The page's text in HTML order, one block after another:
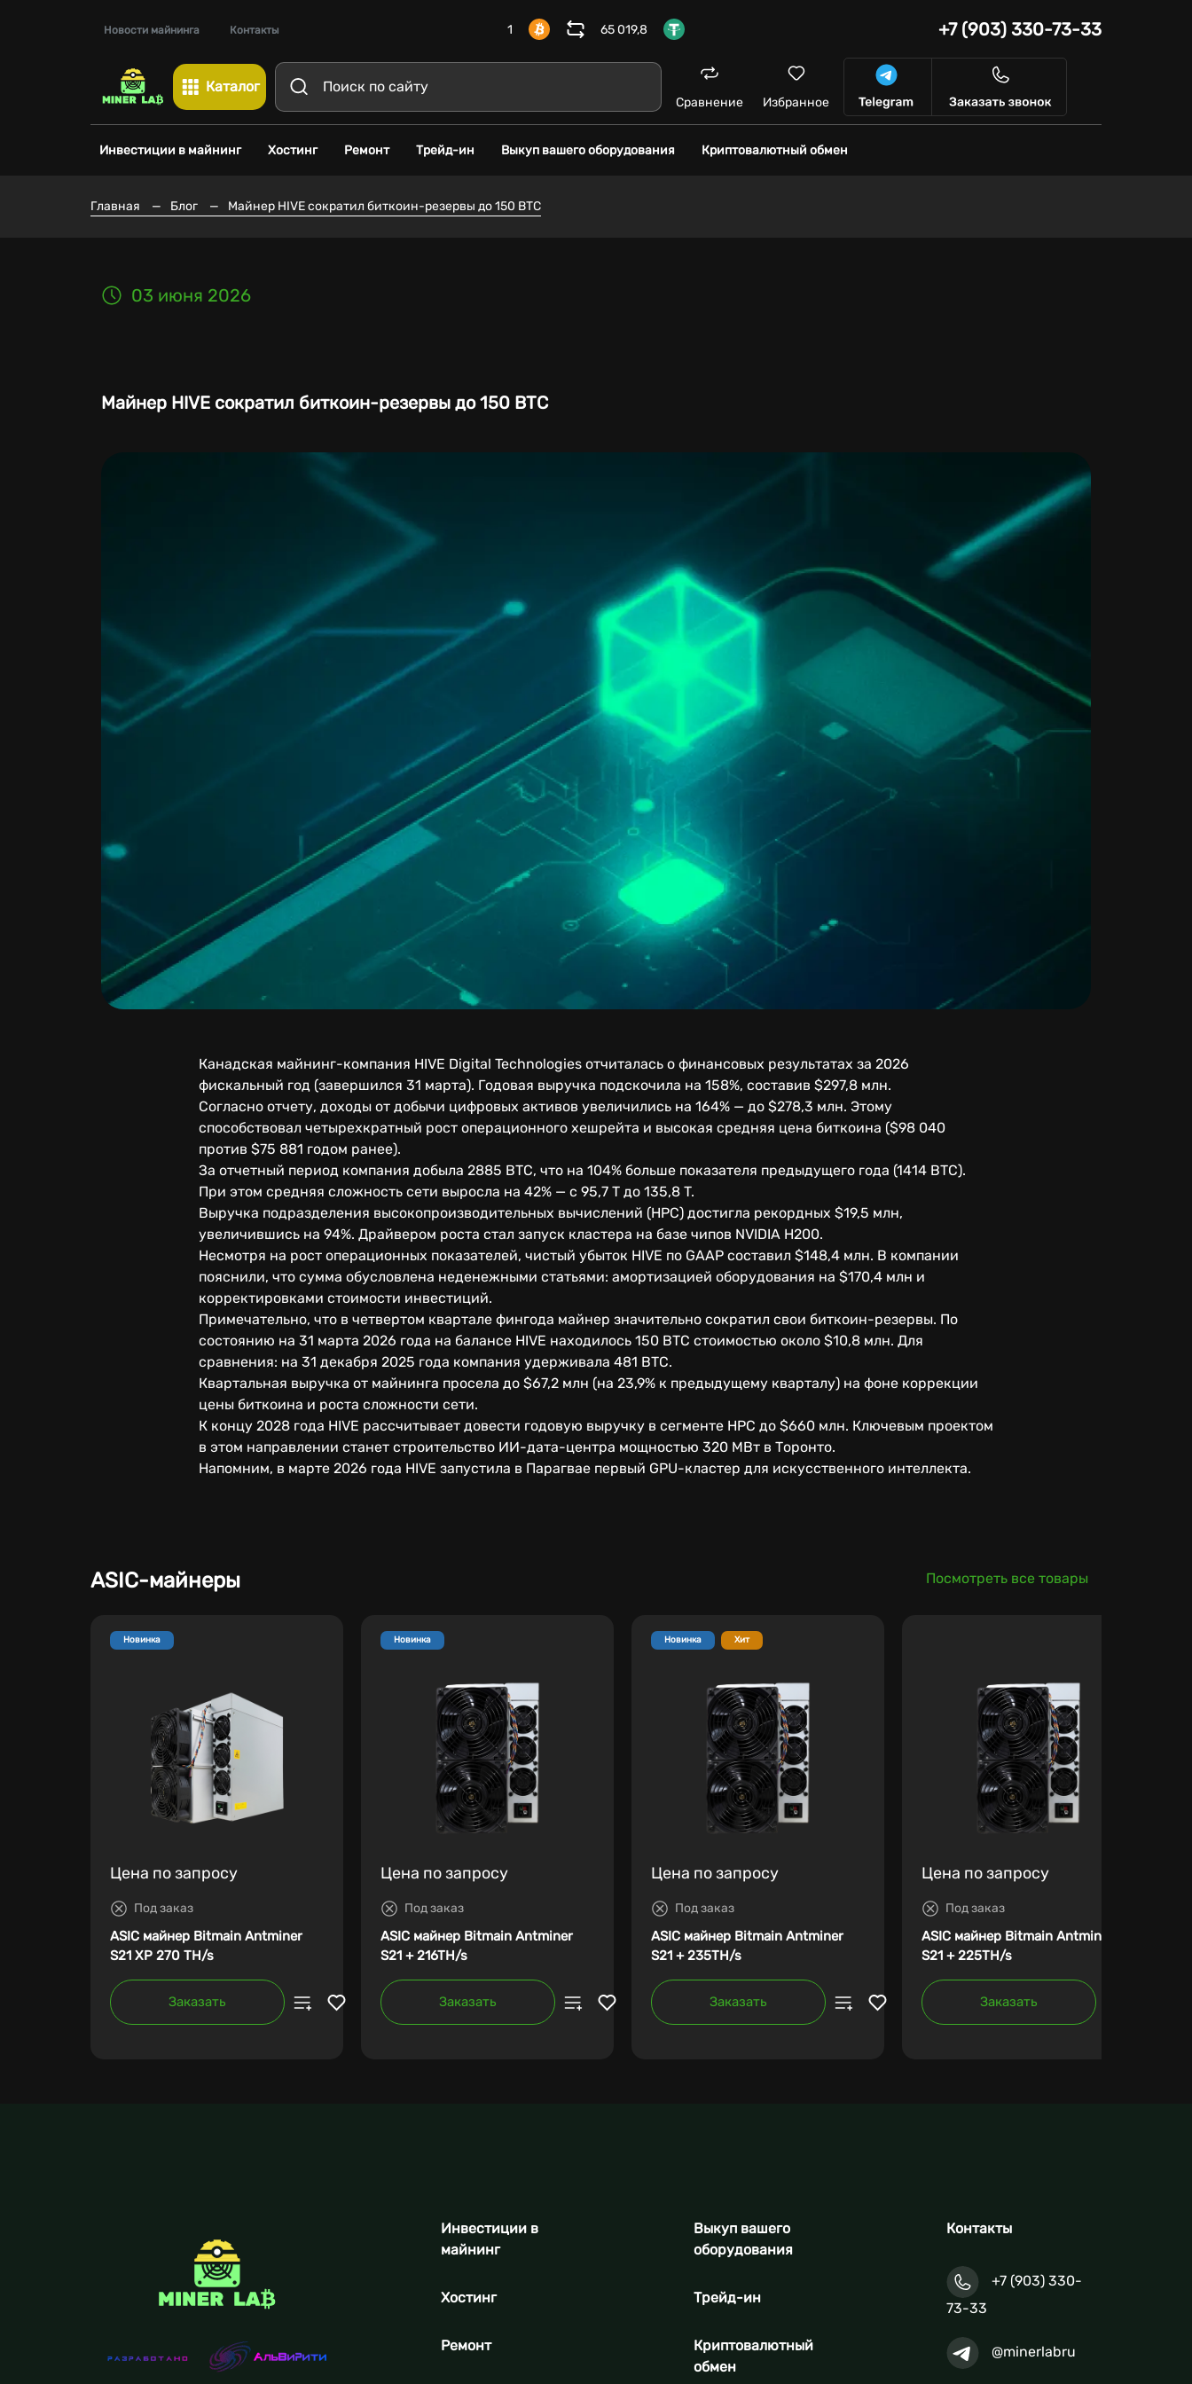
Новости майнинга Контакты 1 65 019,8 +7 (903) 330-73-33
Каталог
Сравнение Избранное
Инвестиции в майнинг Хостинг Ремонт Трейд-ин Выкуп вашего оборудования Криптовалютный обмен
Главная — Блог — Майнер HIVE сократил биткоин-резервы до 150 BTC
03 июня 2026
Майнер HIVE сократил биткоин-резервы до 150 BTC
Канадская майнинг-компания HIVE Digital Technologies отчиталась о финансовых результатах за 2026
фискальный год (завершился 31 марта). Годовая выручка подскочила на 158%, составив $297,8 млн.
Согласно отчету, доходы от добычи цифровых активов увеличились на 164% — до $278,3 млн. Этому
способствовал четырехкратный рост операционного хешрейта и высокая средняя цена биткоина ($98 040
против $75 881 годом ранее).
За отчетный период компания добыла 2885 BTC, что на 104% больше показателя предыдущего года (1414 BTC).
При этом средняя сложность сети выросла на 42% — с 95,7 T до 135,8 T.
Выручка подразделения высокопроизводительных вычислений (HPC) достигла рекордных $19,5 млн,
увеличившись на 94%. Драйвером роста стал запуск кластера на базе чипов NVIDIA H200.
Несмотря на рост операционных показателей, чистый убыток HIVE по GAAP составил $148,4 млн. В компании
пояснили, что сумма обусловлена неденежными статьями: амортизацией оборудования на $170,4 млн и
корректировками стоимости инвестиций.
Примечательно, что в четвертом квартале фингода майнер значительно сократил свои биткоин-резервы. По
состоянию на 31 марта 2026 года на балансе HIVE находилось 150 BTC стоимостью около $10,8 млн. Для
сравнения: на 31 декабря 2025 года компания удерживала 481 BTC.
Квартальная выручка от майнинга просела до $67,2 млн (на 23,9% к предыдущему кварталу) на фоне коррекции
цены биткоина и роста сложности сети.
К концу 2028 года HIVE рассчитывает довести годовую выручку в сегменте HPC до $660 млн. Ключевым проектом
в этом направлении станет строительство ИИ-дата-центра мощностью 320 МВт в Торонто.
Напомним, в марте 2026 года HIVE запустила в Парагвае первый GPU-кластер для искусственного интеллекта.
ASIC-майнеры Посмотреть все товары
Новинка
Цена по запросу
Под заказ
ASIC майнер Bitmain Antminer
S21 XP 270 TH/s
Заказать
Новинка
Цена по запросу
Под заказ
ASIC майнер Bitmain Antminer
S21 + 216TH/s
Заказать
Новинка Хит
Цена по запросу
Под заказ
ASIC майнер Bitmain Antminer
S21 + 235TH/s
Заказать
Цена по запросу
Под заказ
ASIC майнер Bitmain Antminer
S21 + 225TH/s
Заказать
Инвестиции в
майнинг
Хостинг
Ремонт
Выкуп вашего
оборудования
Трейд-ин
Криптовалютный
обмен
Контакты
+7 (903) 330-
73-33
@minerlabru